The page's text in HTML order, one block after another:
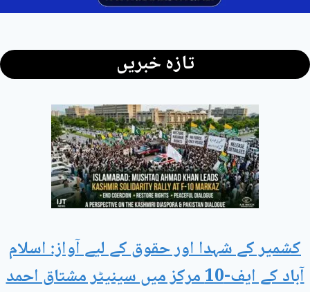
تازہ خبریں
کشمیر کے شہدا اور حقوق کے لیے آواز: اسلام
آباد کے ایف-10 مرکز میں سینیٹر مشتاق احمد